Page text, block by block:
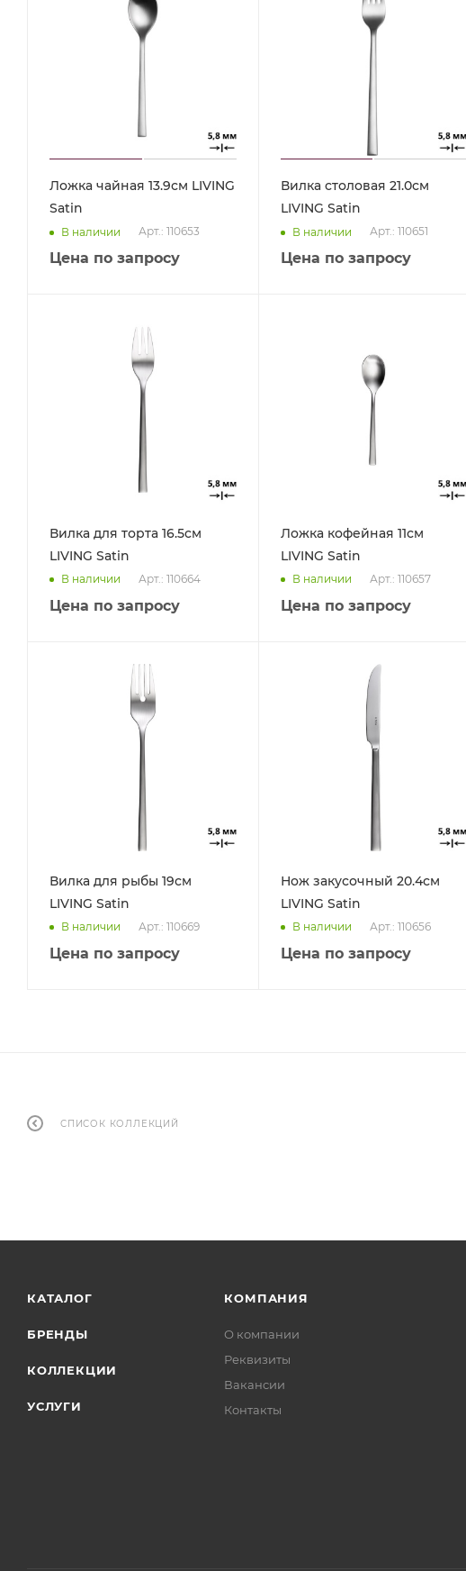
Ложка чайная 13.9см LIVING
Satin
В наличии Арт.: 110653
Цена по запросу
Вилка столовая 21.0см
LIVING Satin
В наличии Арт.: 110651
Цена по запросу
Вилка для торта 16.5см
LIVING Satin
В наличии Арт.: 110664
Цена по запросу
Ложка кофейная 11см
LIVING Satin
В наличии Арт.: 110657
Цена по запросу
Вилка для рыбы 19см
LIVING Satin
В наличии Арт.: 110669
Цена по запросу
Нож закусочный 20.4см
LIVING Satin
В наличии Арт.: 110656
Цена по запросу
СПИСОК КОЛЛЕКЦИЙ
КАТАЛОГ
БРЕНДЫ
КОЛЛЕКЦИИ
УСЛУГИ
КОМПАНИЯ
О компании
Реквизиты
Вакансии
Контакты